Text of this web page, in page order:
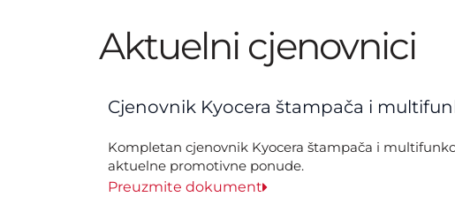
Aktuelni cjenovnici
Cjenovnik Kyocera štampača i
Kompletan cjenovnik Kyocera štampača i
aktuelne promotivne ponude.
Preuzmite dokument